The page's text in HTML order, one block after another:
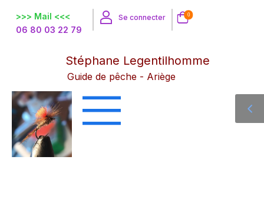
>>> Mail <<<
06 80 03 22 79
Se connecter 0
Stéphane Legentilhomme
Guide de pêche - Ariège